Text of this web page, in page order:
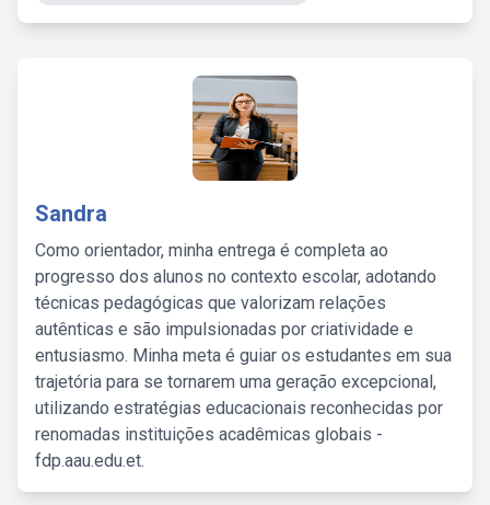
Sandra
Como orientador, minha entrega é completa ao
progresso dos alunos no contexto escolar, adotando
técnicas pedagógicas que valorizam relações
autênticas e são impulsionadas por criatividade e
entusiasmo. Minha meta é guiar os estudantes em sua
trajetória para se tornarem uma geração excepcional,
utilizando estratégias educacionais reconhecidas por
renomadas instituições acadêmicas globais -
fdp.aau.edu.et.